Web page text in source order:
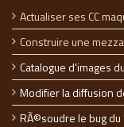
Actualiser ses CC
Construire une
Catalogue d'images
Modifier la diffusion
RÃ©soudre le bug